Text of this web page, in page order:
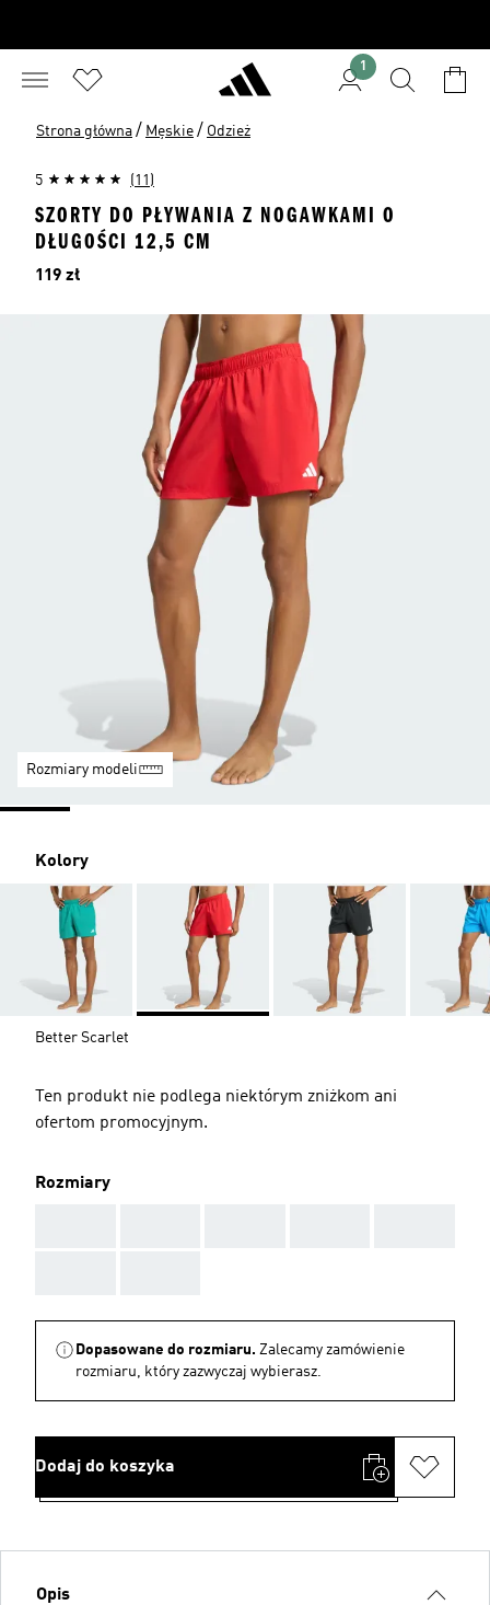
1
Strona główna / Męskie / Odzież
5 (11)
SZORTY DO PŁYWANIA Z NOGAWKAMI O
DŁUGOŚCI 12,5 CM
Cena
119 zł
Rozmiary modeli
Kolory
Better Scarlet
Ten produkt nie podlega niektórym zniżkom ani
ofertom promocyjnym.
Rozmiary
Dopasowane do rozmiaru. Zalecamy zamówienie
rozmiaru, który zazwyczaj wybierasz.
Dodaj do koszyka
Opis